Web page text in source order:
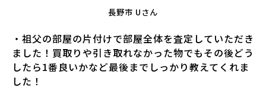
長野市 Uさん
・祖父の部屋の片付けで部屋全体を査定していただき
ました！買取りや引き取れなかった物でもその後どう
したら1番良いかなど最後までしっかり教えてくれま
した！